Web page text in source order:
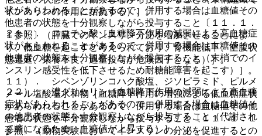
インスリンの作用に拮抗する）］。
２１）． ニコチン酸［血糖降下作用の減弱による高血糖症
状があらわれることがあるので、併用する場合は血糖値その
他患者の状態を十分観察しながら投与すること（末梢でのイ
ンスリン感受性を低下させるため耐糖能障害を起こす）］。
２２）． 濃グリセリン［血糖降下作用の減弱による高血糖
症状があらわれることがあるので、併用する場合は血糖値そ
の他患者の状態を十分観察しながら投与すること（代謝され
て糖になるため、血糖値が上昇する）］。
状があらわれることがあるので、併用する場合は血糖値その
他患者の状態を十分観察しながら投与すること〔１１．１．
１参照〕（膵臓でのインスリン分泌を増加させることによ
り、低血糖を起こすと考えられており、腎機能低下、空腹状
態遷延、栄養不良、過量投与が危険因子となる）］。
１１）． シベンゾリンコハク酸塩、ジソピラミド、ピルメ
ノール塩酸塩水和物［血糖降下作用の増強による低血糖症状
があらわれることがあるので、併用する場合は血糖値その他
患者の状態を十分観察しながら投与すること〔１１．１．１
参照〕（動物実験においてインスリンの分泌を促進するとの